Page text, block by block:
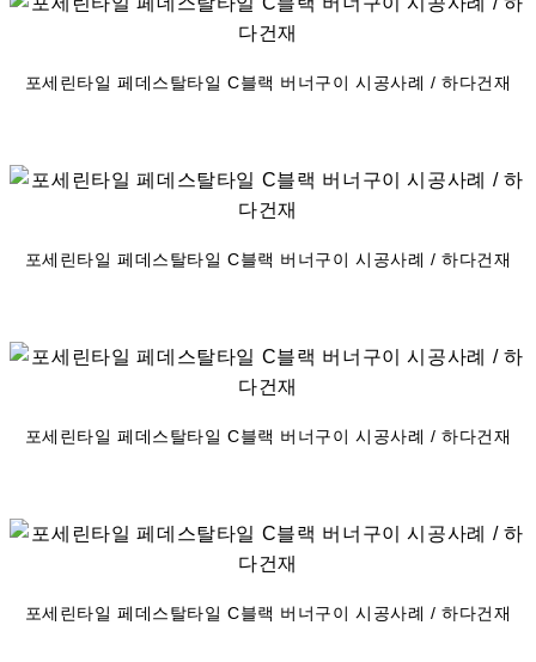
포세린타일 페데스탈타일 C블랙 버너구이 시공사례 / 하다건재
포세린타일 페데스탈타일 C블랙 버너구이 시공사례 / 하다건재
포세린타일 페데스탈타일 C블랙 버너구이 시공사례 / 하다건재
포세린타일 페데스탈타일 C블랙 버너구이 시공사례 / 하다건재